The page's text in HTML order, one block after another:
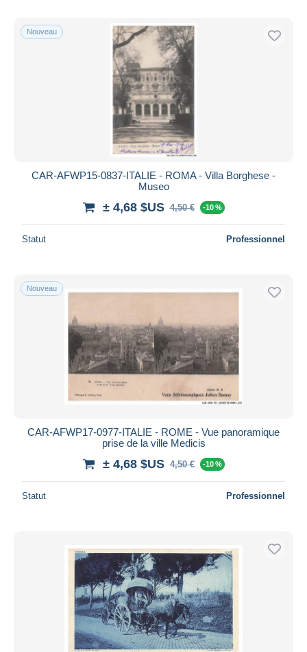
Nouveau
CAR-AFWP15-0837-ITALIE - ROMA - Villa Borghese -
Museo
± 4,68 $US 4,50 € -10 %
Statut Professionnel
Nouveau
CAR-AFWP17-0977-ITALIE - ROME - Vue panoramique
prise de la ville Medicis
± 4,68 $US 4,50 € -10 %
Statut Professionnel